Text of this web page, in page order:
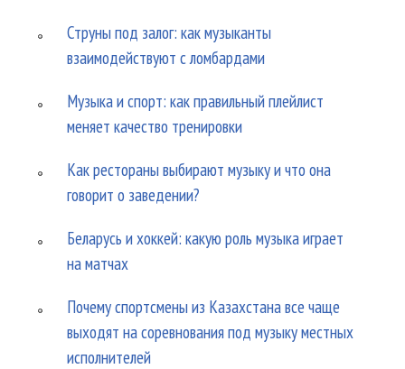
Струны под залог: как музыканты
взаимодействуют с ломбардами
Музыка и спорт: как правильный плейлист
меняет качество тренировки
Как рестораны выбирают музыку и что она
говорит о заведении?
Беларусь и хоккей: какую роль музыка играет
на матчах
Почему спортсмены из Казахстана все чаще
выходят на соревнования под музыку местных
исполнителей